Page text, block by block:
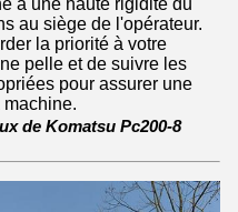
à une haute rigidité du
au siège de l'opérateur.
la priorité à votre
pelle et de suivre les
pour assurer une
de Komatsu Pc200-8